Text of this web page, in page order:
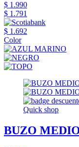
$ 1.990
$ 1.791
$ 1.692
Color
Quick shop
BUZO